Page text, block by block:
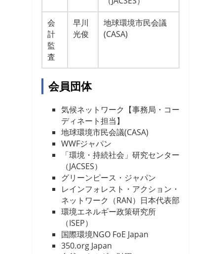
会
計
監
査
早川
光俊
地球環境市民会議
(CASA)
会員団体
気候ネットワーク【事務局・コー
ディネート担当】
地球環境市民会議(CASA)
WWFジャパン
「環境・持続社会」研究センター
（JACSES）
グリーンピース・ジャパン
レインフォレスト・アクション・
ネットワーク（RAN）日本代表部
環境エネルギー政策研究所
（ISEP）
国際環境NGO FoE Japan
350.org Japan